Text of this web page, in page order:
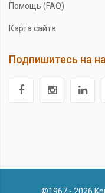
Помощь (FAQ)
Карта сайта
Подпишитесь на